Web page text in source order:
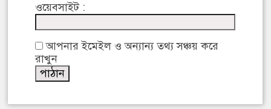
ওয়েবসাইট :
আপনার ইমেইল ও অন্যান্য তথ্য সঞ্চয় করে
রাখুন